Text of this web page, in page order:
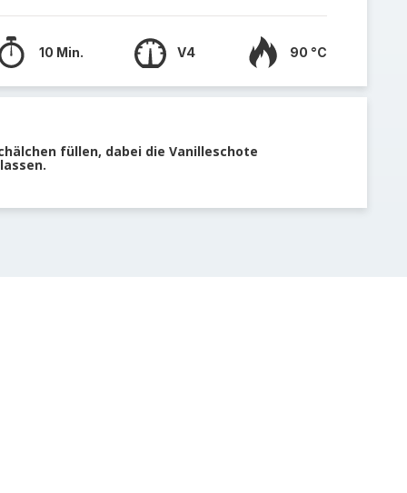
10 Min. V4 90 °C
füllen, dabei die Vanilleschote